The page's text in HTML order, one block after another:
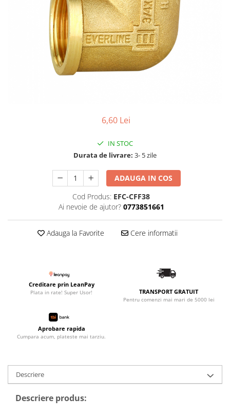
6,60 Lei
IN STOC
Durata de livrare: 3- 5 zile
ADAUGA IN COS
Cod Produs: EFC-CFF38
Ai nevoie de ajutor? 0773851661
Adauga la Favorite Cere informatii
Creditare prin LeanPay
Plata in rate! Super Usor! TRANSPORT GRATUIT
Pentru comenzi mai mari de 5000 lei
Aprobare rapida
Cumpara acum, plateste mai tarziu.
Descriere
Descriere produs: